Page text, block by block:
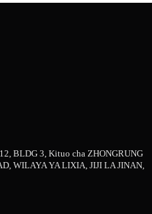
BLDG 3, Kituo cha ZHONGRUNG
WILAYA YA LIXIA, JIJI LA JINAN,